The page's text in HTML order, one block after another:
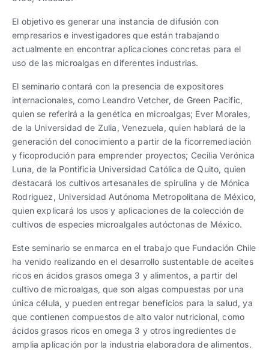
El objetivo es generar una instancia de difusión con
empresarios e investigadores que están trabajando
actualmente en encontrar aplicaciones concretas para el
uso de las microalgas en diferentes industrias.
El seminario contará con la presencia de expositores
internacionales, como Leandro Vetcher, de Green Pacific,
quien se referirá a la genética en microalgas; Ever Morales,
de la Universidad de Zulia, Venezuela, quien hablará de la
generación del conocimiento a partir de la ficorremediación
y ficoprodución para emprender proyectos; Cecilia Verónica
Luna, de la Pontificia Universidad Católica de Quito, quien
destacará los cultivos artesanales de spirulina y de Mónica
Rodriguez, Universidad Autónoma Metropolitana de México,
quien explicará los usos y aplicaciones de la colección de
cultivos de especies microalgales autóctonas de México.
Este seminario se enmarca en el trabajo que Fundación Chile
ha venido realizando en el desarrollo sustentable de aceites
ricos en ácidos grasos omega 3 y alimentos, a partir del
cultivo de microalgas, que son algas compuestas por una
única célula, y pueden entregar beneficios para la salud, ya
que contienen compuestos de alto valor nutricional, como
ácidos grasos ricos en omega 3 y otros ingredientes de
amplia aplicación por la industria elaboradora de alimentos.